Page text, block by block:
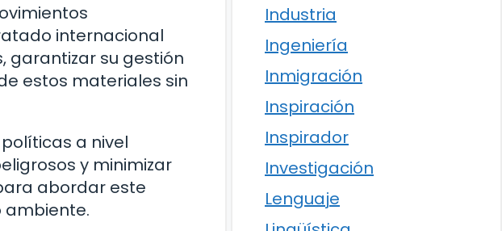
internacional
garantizar su gestión
estos materiales sin
a nivel
y minimizar
abordar este
ambiente.
Industria
Ingeniería
Inmigración
Inspiración
Inspirador
Investigación
Lenguaje